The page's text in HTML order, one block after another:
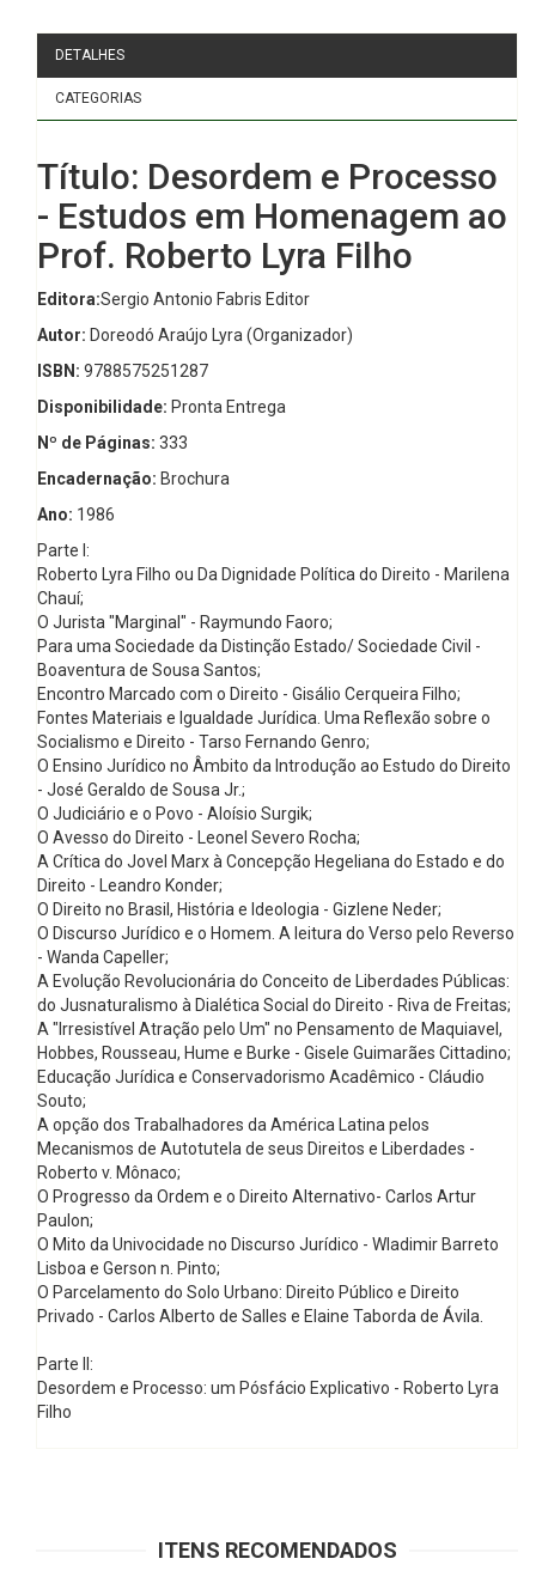
DETALHES
CATEGORIAS
Título: Desordem e Processo
- Estudos em Homenagem ao
Prof. Roberto Lyra Filho
Editora:Sergio Antonio Fabris Editor
Autor: Doreodó Araújo Lyra (Organizador)
ISBN: 9788575251287
Disponibilidade: Pronta Entrega
Nº de Páginas: 333
Encadernação: Brochura
Ano: 1986
Parte I:
Roberto Lyra Filho ou Da Dignidade Política do Direito - Marilena
Chauí;
O Jurista "Marginal" - Raymundo Faoro;
Para uma Sociedade da Distinção Estado/ Sociedade Civil -
Boaventura de Sousa Santos;
Encontro Marcado com o Direito - Gisálio Cerqueira Filho;
Fontes Materiais e Igualdade Jurídica. Uma Reflexão sobre o
Socialismo e Direito - Tarso Fernando Genro;
O Ensino Jurídico no Âmbito da Introdução ao Estudo do Direito
- José Geraldo de Sousa Jr.;
O Judiciário e o Povo - Aloísio Surgik;
O Avesso do Direito - Leonel Severo Rocha;
A Crítica do Jovel Marx à Concepção Hegeliana do Estado e do
Direito - Leandro Konder;
O Direito no Brasil, História e Ideologia - Gizlene Neder;
O Discurso Jurídico e o Homem. A leitura do Verso pelo Reverso
- Wanda Capeller;
A Evolução Revolucionária do Conceito de Liberdades Públicas:
do Jusnaturalismo à Dialética Social do Direito - Riva de Freitas;
A "Irresistível Atração pelo Um" no Pensamento de Maquiavel,
Hobbes, Rousseau, Hume e Burke - Gisele Guimarães Cittadino;
Educação Jurídica e Conservadorismo Acadêmico - Cláudio
Souto;
A opção dos Trabalhadores da América Latina pelos
Mecanismos de Autotutela de seus Direitos e Liberdades -
Roberto v. Mônaco;
O Progresso da Ordem e o Direito Alternativo- Carlos Artur
Paulon;
O Mito da Univocidade no Discurso Jurídico - Wladimir Barreto
Lisboa e Gerson n. Pinto;
O Parcelamento do Solo Urbano: Direito Público e Direito
Privado - Carlos Alberto de Salles e Elaine Taborda de Ávila.
Parte II:
Desordem e Processo: um Pósfácio Explicativo - Roberto Lyra
Filho
ITENS RECOMENDADOS